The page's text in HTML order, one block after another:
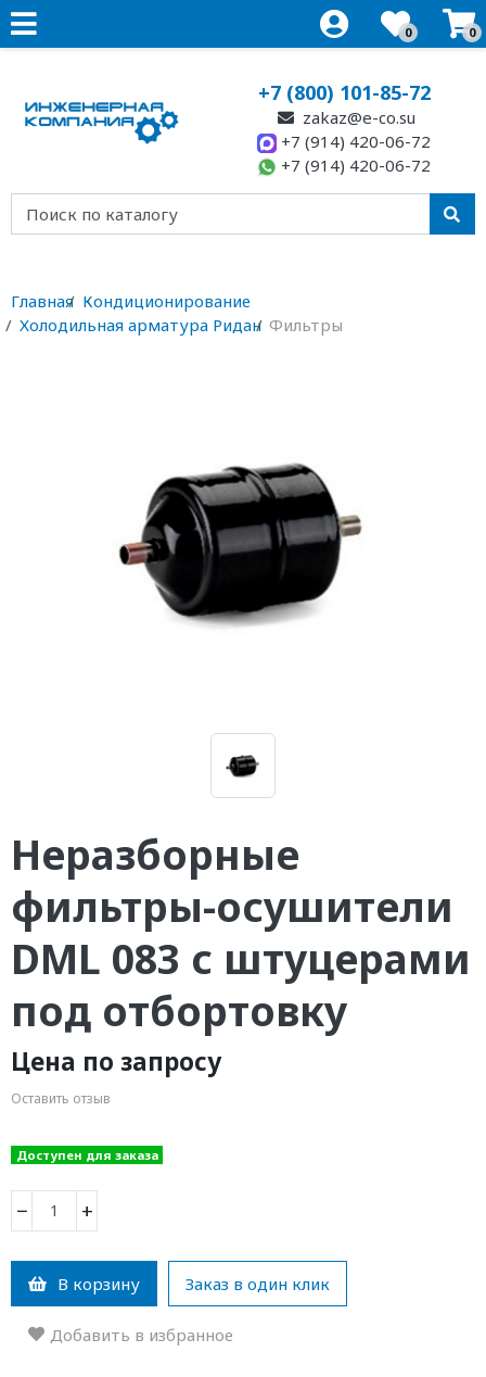
0 0
+7 (800) 101-85-72
zakaz@e-co.su
+7 (914) 420-06-72
+7 (914) 420-06-72
Главная Кондиционирование
Холодильная арматура Ридан Фильтры
Неразборные
фильтры-осушители
DML 083 с штуцерами
под отбортовку
Цена по запросу
Оставить отзыв
Доступен для заказа
− +
В корзину Заказ в один клик
Добавить в избранное